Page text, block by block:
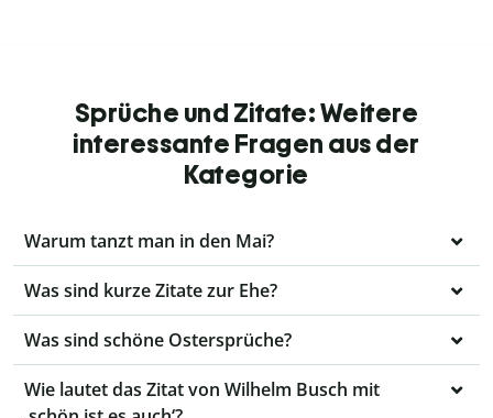
Sprüche und Zitate: Weitere
interessante Fragen aus der
Kategorie
Warum tanzt man in den Mai?
Was sind kurze Zitate zur Ehe?
Was sind schöne Ostersprüche?
Wie lautet das Zitat von Wilhelm Busch mit